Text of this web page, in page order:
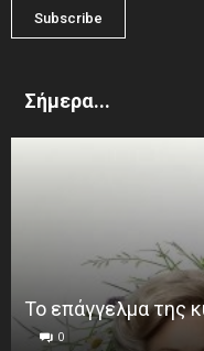
Σήμερα...
Το επάγγελμα της
0